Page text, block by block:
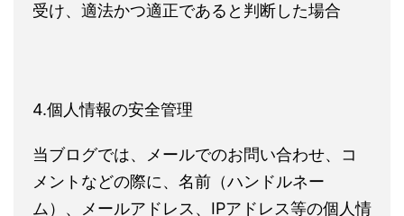
受け、適法かつ適正であると判断した場合
4.個人情報の安全管理
当ブログでは、メールでのお問い合わせ、コ
メントなどの際に、名前（ハンドルネー
ム）、メールアドレス、IPアドレス等の個人情